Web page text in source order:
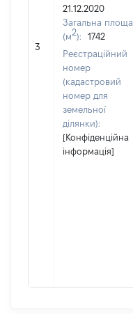
3
21.12.2020
Загальна площа
(м2):
1742
Реєстраційний
номер
(кадастровий
номер для
земельної
ділянки):
[Конфіденційна
інформація]